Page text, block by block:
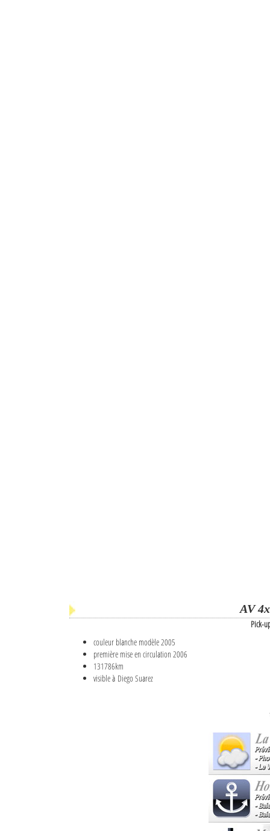
AV
Pick-
couleur blanche modèle 2005
première mise en circulation 2006
131786km
visible à Diego Suarez